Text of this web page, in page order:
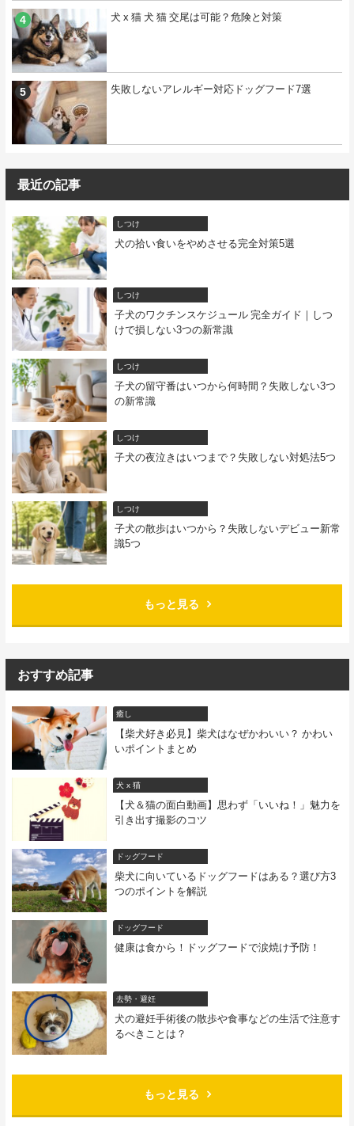
犬 x 猫 犬 猫 交尾は可能？危険と対策
失敗しないアレルギー対応ドッグフード7選
最近の記事
しつけ
犬の拾い食いをやめさせる完全対策5選
しつけ
子犬のワクチンスケジュール 完全ガイド｜しつ
けで損しない3つの新常識
しつけ
子犬の留守番はいつから何時間？失敗しない3つ
の新常識
しつけ
子犬の夜泣きはいつまで？失敗しない対処法5つ
しつけ
子犬の散歩はいつから？失敗しないデビュー新常
識5つ
もっと見る
おすすめ記事
癒し
【柴犬好き必見】柴犬はなぜかわいい？ かわい
いポイントまとめ
犬 x 猫
【犬＆猫の面白動画】思わず「いいね！」魅力を
引き出す撮影のコツ
ドッグフード
柴犬に向いているドッグフードはある？選び方3
つのポイントを解説
ドッグフード
健康は食から！ドッグフードで涙焼け予防！
去勢・避妊
犬の避妊手術後の散歩や食事などの生活で注意す
るべきことは？
もっと見る